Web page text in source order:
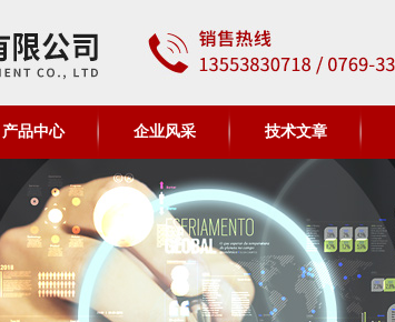
产品中心 企业风采 技术文章